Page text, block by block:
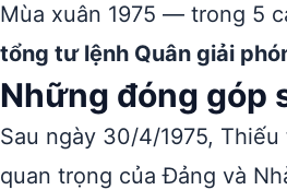
Mùa xuân 1975 — trong 5
tổng tư lệnh Quân giải
Những đóng góp
Sau ngày 30/4/1975,
quan trọng của Đảng và